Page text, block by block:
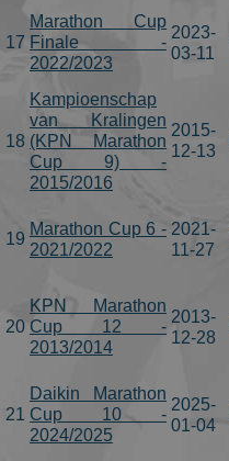
17
Marathon Cup
Finale -
2022/2023
2023-
03-11
18
Kampioenschap
van Kralingen
(KPN Marathon
Cup 9) -
2015/2016
2015-
12-13
19
Marathon Cup 6 -
2021/2022
2021-
11-27
20
KPN Marathon
Cup 12 -
2013/2014
2013-
12-28
21
Daikin Marathon
Cup 10 -
2024/2025
2025-
01-04